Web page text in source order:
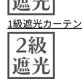
1級遮光カーテン